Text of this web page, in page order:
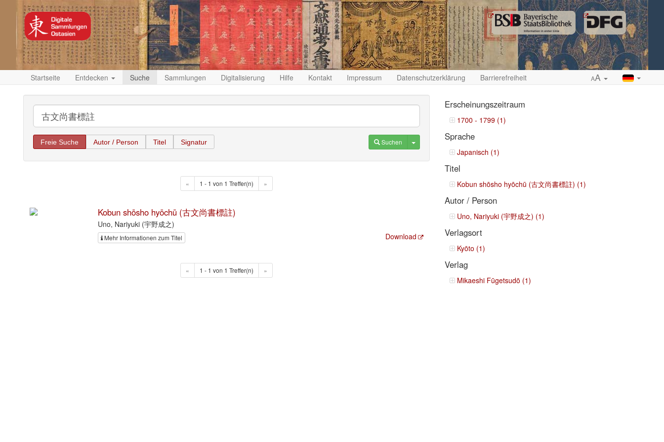
Startseite Entdecken Suche Sammlungen Digitalisierung Hilfe Kontakt Impressum Datenschutzerklärung Barrierefreiheit AA
Freie Suche Autor / Person Titel Signatur Suchen Toggle Dropdown
« 1 - 1 von 1 Treffer(n) »
Kobun shōsho hyōchū (古文尚書標註)
Uno, Nariyuki (宇野成之)
Mehr Informationen zum Titel Download
« 1 - 1 von 1 Treffer(n) »
Erscheinungszeitraum
1700 - 1799 (1)
Sprache
Japanisch (1)
Titel
Kobun shōsho hyōchū (古文尚書標註) (1)
Autor / Person
Uno, Nariyuki (宇野成之) (1)
Verlagsort
Kyōto (1)
Verlag
Mikaeshi Fūgetsudō (1)